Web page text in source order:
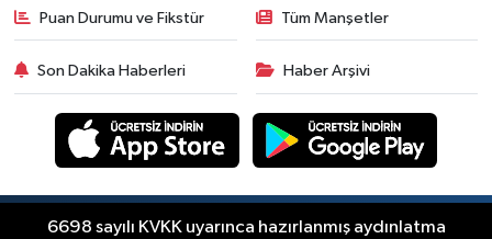
Mahallesi'nde yine 6 saatlik elektrik
kesintisi
18:50Akhisar'da Cumhuriyet
Komagene hizmete açıldı
Duyurular
15:24Akhisar'da binlerce aboneyi
ilgilendiriyor! Cuma günü elektrik
Puan Durumu ve Fikstür Tüm Manşetler
Son Dakika Haberleri Haber Arşivi
Copyright © Akhisar Press Haber 2012-2026 Her
6698 sayılı KVKK uyarınca hazırlanmış aydınlatma